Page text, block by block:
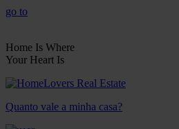
go to
Home Is Where
Your Heart Is
Quanto vale a minha casa?